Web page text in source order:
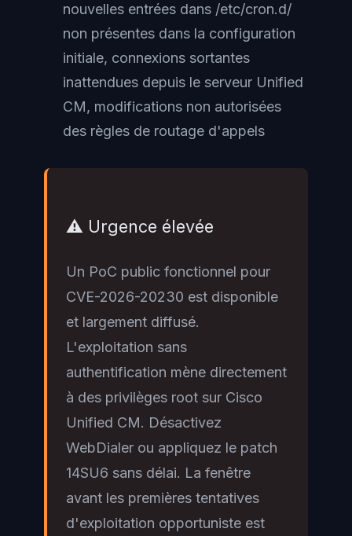
nouvelles entrées dans /etc/cron.d/
non présentes dans la configuration
initiale, connexions sortantes
inattendues depuis le serveur Unified
CM, modifications non autorisées
des règles de routage d'appels
⚠️ Urgence élevée
Un PoC public fonctionnel pour
CVE-2026-20230 est disponible
et largement diffusé.
L'exploitation sans
authentification mène directement
à des privilèges root sur Cisco
Unified CM. Désactivez
WebDialer ou appliquez le patch
14SU6 sans délai. La fenêtre
avant les premières tentatives
d'exploitation opportuniste est